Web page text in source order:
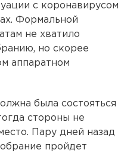
с коронавирусом
Формальной
не хватило
но скорее
аппаратном
была состояться
стороны не
Пару дней назад
пройдет